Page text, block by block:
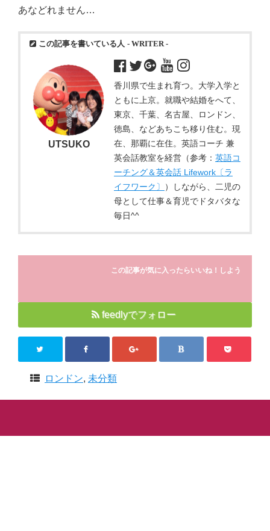
ロンドン
ベビー・キッズ
英語教えます♪
あなどれません…
この記事を書いている人 - WRITER -
香川県で生まれ育つ。大学入学と
ともに上京。就職や結婚をへて、
東京、千葉、名古屋、ロンドン、
徳島、などあちこち移り住む。現
在、那覇に在住。英語コーチ 兼
英会話教室を経営（参考： 英語コ
ーチング＆英会話 Lifework〔ラ
イフワーク〕
）しながら、二児の
母として仕事＆育児でドタバタな
毎日^^
UTSUKO
この記事が気に入ったらいいね！しよう
feedlyでフォロー
ロンドン, 未分類